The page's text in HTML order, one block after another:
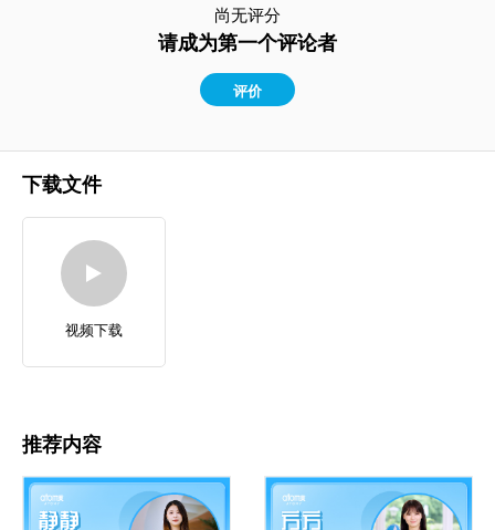
尚无评分
请成为第一个评论者
评价
下载文件
视频下载
推荐内容